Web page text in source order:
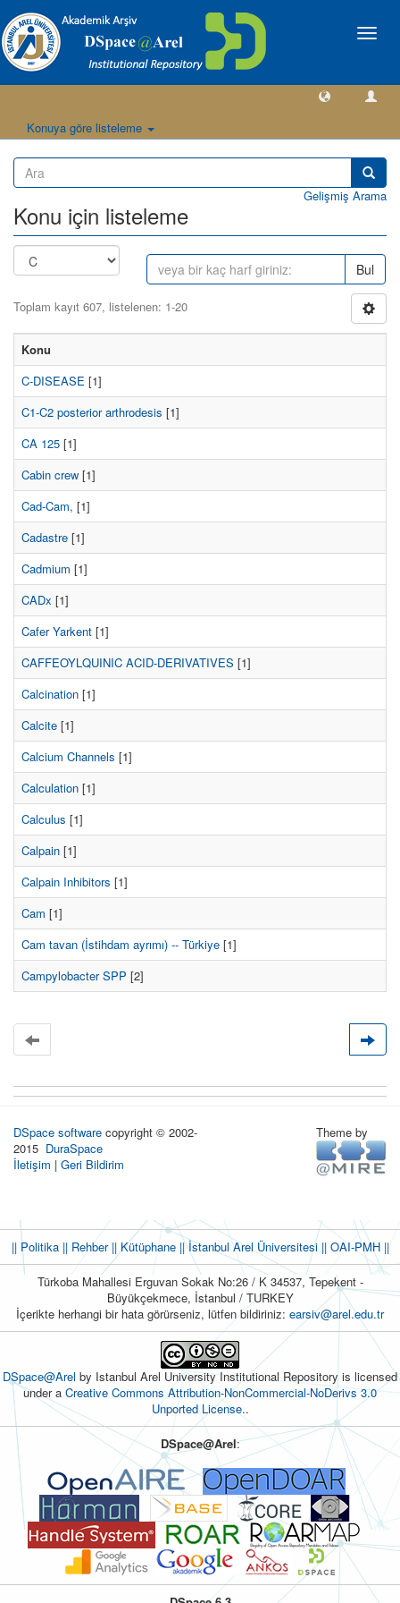
Geçiş
Konuya göre listeleme
Gelişmiş Arama
Konu için listeleme
Bul
Toplam kayıt 607, listelenen: 1-20
Konu
C-DISEASE [1]
C1-C2 posterior arthrodesis [1]
CA 125 [1]
Cabin crew [1]
Cad-Cam, [1]
Cadastre [1]
Cadmium [1]
CADx [1]
Cafer Yarkent [1]
CAFFEOYLQUINIC ACID-DERIVATIVES [1]
Calcination [1]
Calcite [1]
Calcium Channels [1]
Calculation [1]
Calculus [1]
Calpain [1]
Calpain Inhibitors [1]
Cam [1]
Cam tavan (İstihdam ayrımı) -- Türkiye [1]
Campylobacter SPP [2]
DSpace software copyright © 2002-
2015 DuraSpace
İletişim | Geri Bildirim
Theme by
|| Politika|| Rehber|| Kütüphane|| İstanbul Arel Üniversitesi ||OAI-PMH ||
Türkoba Mahallesi Erguvan Sokak No:26 / K 34537, Tepekent -
Büyükçekmece, İstanbul / TURKEY
İçerikte herhangi bir hata görürseniz, lütfen bildiriniz: earsiv@arel.edu.tr
DSpace@Arel by Istanbul Arel University Institutional Repository is licensed
under a Creative Commons Attribution-NonCommercial-NoDerivs 3.0
Unported License..
DSpace@Arel: